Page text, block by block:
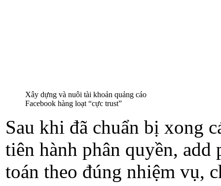
Xây dựng và nuôi tài khoản quảng cáo
Facebook hàng loạt “cực trust”
Sau khi đã chuẩn bị xong
tiên hành phân quyền,
toán theo đúng nhiệm vụ,